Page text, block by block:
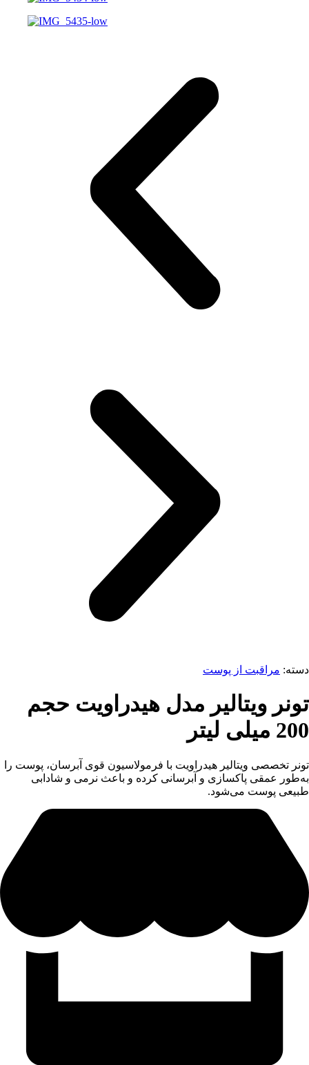
دسته: مراقبت از پوست
تونر ویتالیر مدل هیدراویت حجم
200 میلی لیتر
تونر تخصصی ویتالیر هیدراویت با فرمولاسیون قوی آبرسان، پوست را
به‌طور عمقی پاکسازی و آبرسانی کرده و باعث نرمی و شادابی
طبیعی پوست می‌شود.